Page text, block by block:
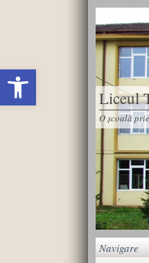
Deschide bara de unelte
Liceul
O școală
Navigare